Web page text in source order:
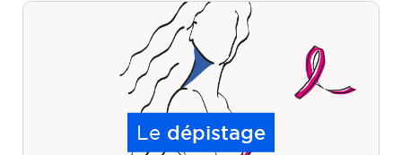
Le dépistage